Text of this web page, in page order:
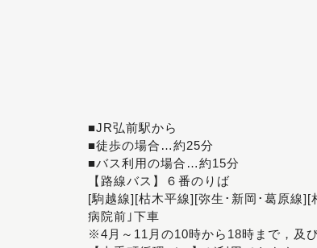
■JR弘前駅から
■徒歩の場合…約25分
■バス利用の場合…約15分
【路線バス】６番のりば
[駒越線][枯木平線][弥生･新岡･葛原線
病院前｣下車
※4月～11月の10時から18時まで，及